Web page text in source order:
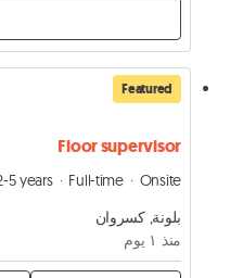
Featured
Floor supervisor
5 years Full-time
Onsite
بلونة, كسروان
منذ ١ يوم